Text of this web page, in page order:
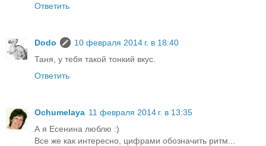
Ответить
Dodo
10 февраля 2014 г. в 18:40
Таня, у тебя такой тонкий вкус.
Ответить
Ochumelaya 11 февраля 2014 г. в 13:35
А я Есенина люблю :)
Все же как интересно, цифрами обозначить ритм...